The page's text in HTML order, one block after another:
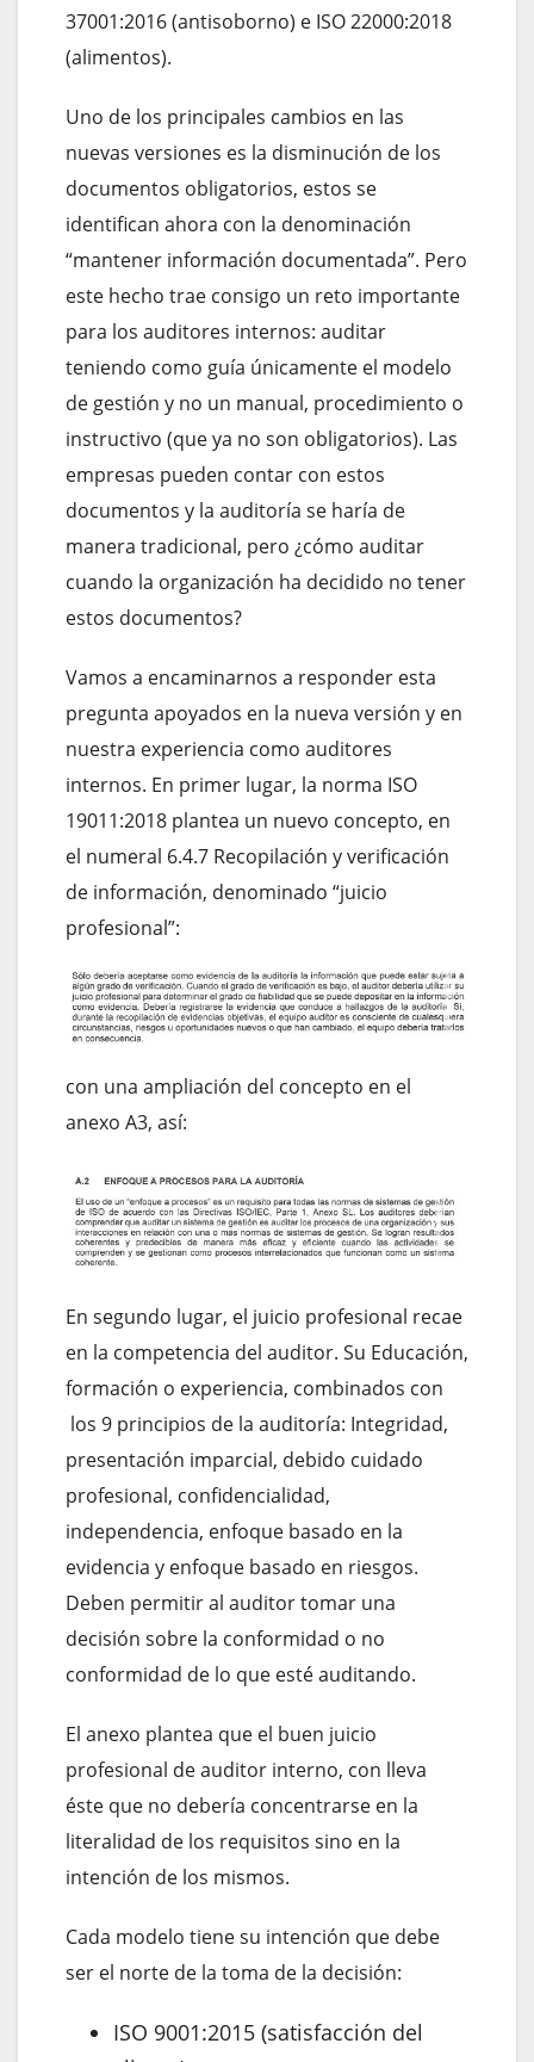
37001:2016 (antisoborno) e ISO 22000:2018
(alimentos).
Uno de los principales cambios en las
nuevas versiones es la disminución de los
documentos obligatorios, estos se
identifican ahora con la denominación
“mantener información documentada”. Pero
este hecho trae consigo un reto importante
para los auditores internos: auditar
teniendo como guía únicamente el modelo
de gestión y no un manual, procedimiento o
instructivo (que ya no son obligatorios). Las
empresas pueden contar con estos
documentos y la auditoría se haría de
manera tradicional, pero ¿cómo auditar
cuando la organización ha decidido no tener
estos documentos?
Vamos a encaminarnos a responder esta
pregunta apoyados en la nueva versión y en
nuestra experiencia como auditores
internos. En primer lugar, la norma ISO
19011:2018 plantea un nuevo concepto, en
el numeral 6.4.7 Recopilación y verificación
de información, denominado “juicio
profesional”:
con una ampliación del concepto en el
anexo A3, así:
En segundo lugar, el juicio profesional recae
en la competencia del auditor. Su Educación,
formación o experiencia, combinados con
los 9 principios de la auditoría: Integridad,
presentación imparcial, debido cuidado
profesional, confidencialidad,
independencia, enfoque basado en la
evidencia y enfoque basado en riesgos.
Deben permitir al auditor tomar una
decisión sobre la conformidad o no
conformidad de lo que esté auditando.
El anexo plantea que el buen juicio
profesional de auditor interno, con lleva
éste que no debería concentrarse en la
literalidad de los requisitos sino en la
intención de los mismos.
Cada modelo tiene su intención que debe
ser el norte de la toma de la decisión:
ISO 9001:2015 (satisfacción del